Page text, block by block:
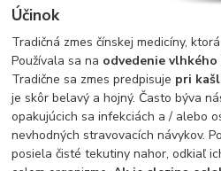
Účinok
Tradičná zmes čínskej medicíny,
Používala sa na odvedenie
Tradične sa zmes predpisuje pri
je skôr belavý a hojný. Často býva
opakujúcich sa infekciách a / alebo
nevhodných stravovacích návykov.
posiela čisté tekutiny nahor, odkiaľ